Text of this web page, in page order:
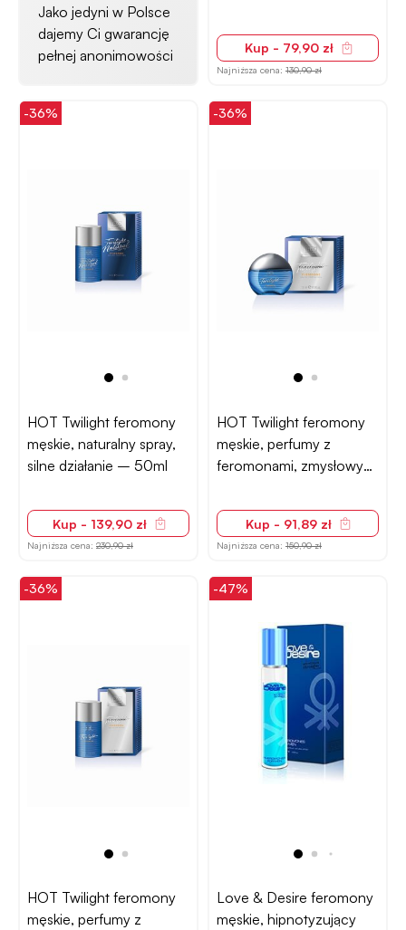
Jako jedyni w Polsce
dajemy Ci gwarancję
pełnej anonimowości
Kup - 79,90 zł
Najniższa cena: 130,90 zł
-36%
HOT Twilight feromony
męskie, naturalny spray,
silne działanie – 50ml
Kup - 139,90 zł
Najniższa cena: 230,90 zł
-36%
HOT Twilight feromony
męskie, perfumy z
feromonami, zmysłowy
Kup - 91,89 zł
Najniższa cena: 150,90 zł
-36%
HOT Twilight feromony
męskie, perfumy z
-47%
Love & Desire feromony
męskie, hipnotyzujący